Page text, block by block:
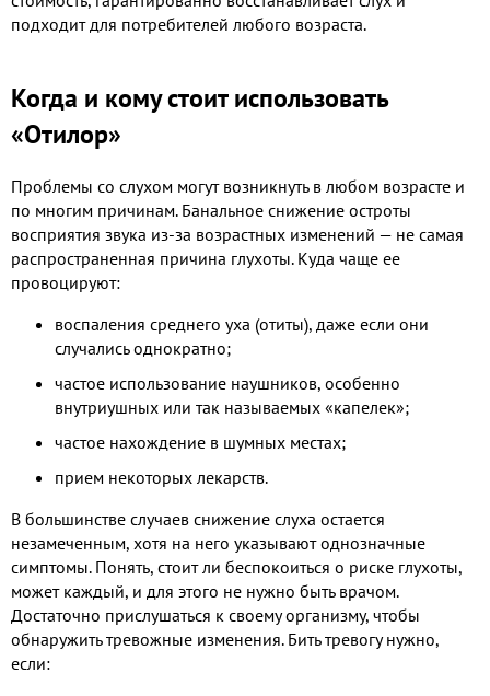
подходит для потребителей любого возраста.
Когда и кому стоит использовать
«Отилор»
Проблемы со слухом могут возникнуть в любом возрасте и
по многим причинам. Банальное снижение остроты
восприятия звука из-за возрастных изменений — не самая
распространенная причина глухоты. Куда чаще ее
провоцируют:
воспаления среднего уха (отиты), даже если они
случались однократно;
частое использование наушников, особенно
внутриушных или так называемых «капелек»;
частое нахождение в шумных местах;
прием некоторых лекарств.
В большинстве случаев снижение слуха остается
незамеченным, хотя на него указывают однозначные
симптомы. Понять, стоит ли беспокоиться о риске глухоты,
может каждый, и для этого не нужно быть врачом.
Достаточно прислушаться к своему организму, чтобы
обнаружить тревожные изменения. Бить тревогу нужно,
если: